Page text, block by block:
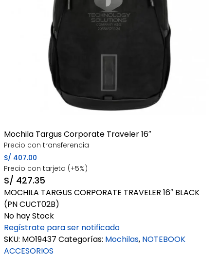
Mochila Targus Corporate Traveler 16″
Precio con transferencia
S/ 407.00
Precio con tarjeta (+5%)
S/ 427.35
MOCHILA TARGUS CORPORATE TRAVELER 16″ BLACK
(PN CUCT02B)
No hay Stock
Regístrate para ser notificado
SKU: MO19437 Categorías: Mochilas, NOTEBOOK
ACCESORIOS